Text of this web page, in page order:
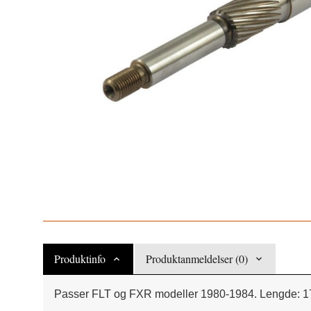
Produktinfo Produktanmeldelser (0)
Passer FLT og FXR modeller 1980-1984. Lengde: